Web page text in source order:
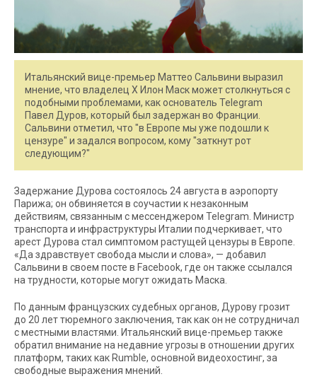
Итальянский вице-премьер Маттео Сальвини выразил
мнение, что владелец X Илон Маск может столкнуться с
подобными проблемами, как основатель Telegram
Павел Дуров, который был задержан во Франции.
Сальвини отметил, что "в Европе мы уже подошли к
цензуре" и задался вопросом, кому "заткнут рот
следующим?"
Задержание Дурова состоялось 24 августа в аэропорту
Парижа; он обвиняется в соучастии к незаконным
действиям, связанным с мессенджером Telegram. Министр
транспорта и инфраструктуры Италии подчеркивает, что
арест Дурова стал симптомом растущей цензуры в Европе.
«Да здравствует свобода мысли и слова», — добавил
Сальвини в своем посте в Facebook, где он также ссылался
на трудности, которые могут ожидать Маска.
По данным французских судебных органов, Дурову грозит
до 20 лет тюремного заключения, так как он не сотрудничал
с местными властями. Итальянский вице-премьер также
обратил внимание на недавние угрозы в отношении других
платформ, таких как Rumble, основной видеохостинг, за
свободные выражения мнений.